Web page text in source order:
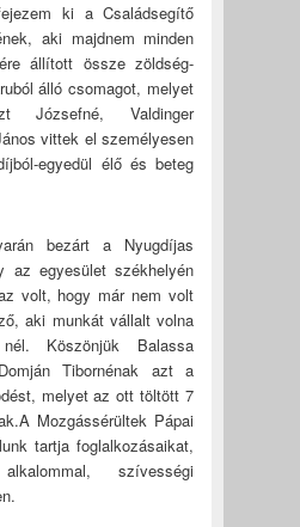
ki a Családsegítő
aki majdnem minden
állított össze zöldség-
álló csomagot, melyet
Józsefné, Valdinger
vittek el személyesen
egyedül élő és beteg
bezárt a Nyugdíjas
az egyesület székhelyén
volt, hogy már nem volt
aki munkát vállalt volna
Köszönjük Balassa
Tibornénak azt a
melyet az ott töltött 7
Mozgássérültek Pápai
tartja foglalkozásaikat,
szívességi